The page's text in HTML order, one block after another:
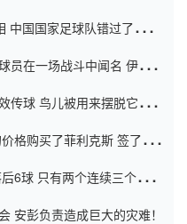
中国国家足球队错过了世界
员在一场战斗中闻名 伊万放
传球 鸟儿被用来摆脱它
格购买了菲利克斯 签了7年
6球 只有两个连续三个连续
安彭负责造成巨大的灾难！